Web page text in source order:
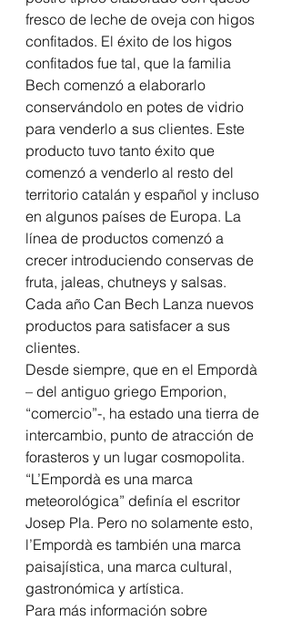
fresco de leche de oveja con higos
confitados. El éxito de los higos
confitados fue tal, que la familia
Bech comenzó a elaborarlo
conservándolo en potes de vidrio
para venderlo a sus clientes. Este
producto tuvo tanto éxito que
comenzó a venderlo al resto del
territorio catalán y español y incluso
en algunos países de Europa. La
línea de productos comenzó a
crecer introduciendo conservas de
fruta, jaleas, chutneys y salsas.
Cada año Can Bech Lanza nuevos
productos para satisfacer a sus
clientes.
Desde siempre, que en el Empordà
– del antiguo griego Emporion,
“comercio”-, ha estado una tierra de
intercambio, punto de atracción de
forasteros y un lugar cosmopolita.
“L’Empordà es una marca
meteorológica” definía el escritor
Josep Pla. Pero no solamente esto,
l’Empordà es también una marca
paisajística, una marca cultural,
gastronómica y artística.
Para más información sobre